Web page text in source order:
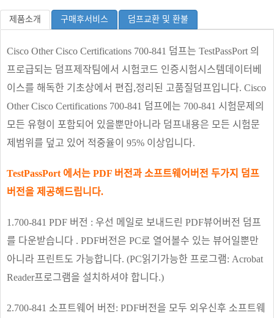
제품소개 구매후서비스 덤프교환 및 환불
Cisco Other Cisco Certifications 700-841 덤프는 TestPassPort 의
프로급되는 덤프제작팀에서 시험코드 인증시험시스템데이터베
이스를 해독한 기초상에서 편집,정리된 고품질덤프입니다. Cisco
Other Cisco Certifications 700-841 덤프에는 700-841 시험문제의
모든 유형이 포함되어 있을뿐만아니라 덤프내용은 모든 시험문
제범위를 덮고 있어 적중율이 95% 이상입니다.
TestPassPort 에서는 PDF 버전과 소프트웨어버전 두가지 덤프
버전을 제공해드립니다.
1.700-841 PDF 버전 : 우선 메일로 보내드린 PDF뷰어버전 덤프
를 다운받습니다 . PDF버전은 PC로 열어볼수 있는 뷰어일뿐만
아니라 프린트도 가능합니다. (PC읽기가능한 프로그램: Acrobat
Reader프로그램을 설치하셔야 합니다.)
2.700-841 소프트웨어 버전: PDF버전을 모두 외우신후 소프트웨